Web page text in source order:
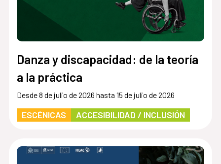
Danza y discapacidad: de la teoría
a la práctica
Desde 8 de julio de 2026 hasta 15 de julio de 2026
ESCÉNICAS ACCESIBILIDAD / INCLUSIÓN